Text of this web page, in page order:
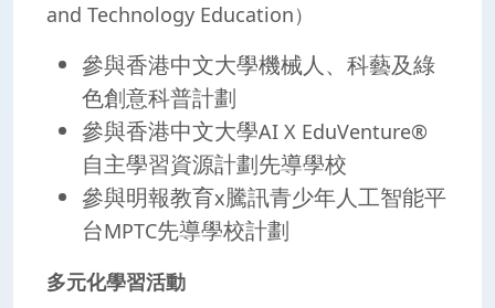
and Technology Education）
參與香港中文大學機械人、科藝及綠
色創意科普計劃
參與香港中文大學AI X EduVenture®
自主學習資源計劃先導學校
參與明報教育x騰訊青少年人工智能平
台MPTC先導學校計劃
多元化學習活動